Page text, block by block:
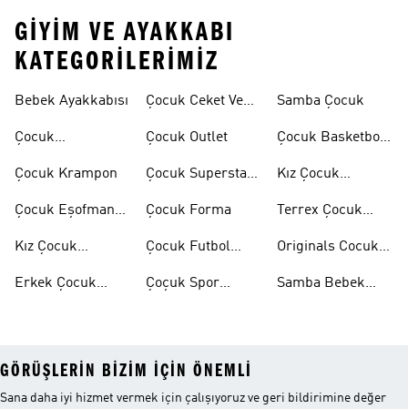
GIYIM VE AYAKKABI
KATEGORILERIMIZ
Bebek Ayakkabısı
Çocuk
Çocuk Krampon
Çocuk Eşofman
Kız Çocuk
Erkek Çocuk
Çocuk Ceket Ve
Çocuk Outlet
Çocuk Superstar
Çocuk Forma
Çocuk Futbol
Çoçuk Spor
Samba Çocuk
Çocuk Basketbol
Kız Çocuk
Terrex Çocuk
Originals Cocuk
Samba Bebek
GÖRÜŞLERIN BIZIM IÇIN ÖNEMLI
Sana daha iyi hizmet vermek için çalışıyoruz ve geri bildirimine değer